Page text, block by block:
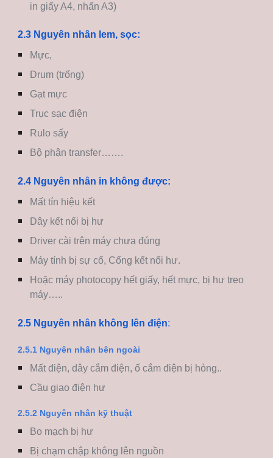
in giấy A4, nhấn A3)
2.3 Nguyên nhân lem, sọc:
Mực,
Drum (trống)
Gạt mực
Trục sạc điện
Rulo sấy
Bộ phận transfer…….
2.4 Nguyên nhân in không được:
Mất tín hiệu kết
Dây kết nối bị hư
Driver cài trên máy chưa đúng
Máy tính bị sự cố, Cổng kết nối hư.
Hoặc máy photocopy hết giấy, hết mực, bị hư treo
máy…..
2.5 Nguyên nhân không lên điện:
2.5.1 Nguyên nhân bên ngoài
Mất điện, dây cắm điện, ổ cắm điện bị hỏng..
Cầu giao điện hư
2.5.2 Nguyên nhân kỹ thuật
Bo mạch bị hư
Bị chạm chập không lên nguồn